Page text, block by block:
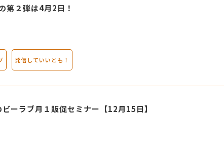
第２弾は4月2日！
発信していいとも！
ーラブ月１販促セミナー【12月15日】